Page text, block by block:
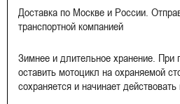
Доставка по Москве и России.
транспортной компанией
Зимнее и длительное хранение. При
оставить мотоцикл на охраняемой
сохраняется и начинает